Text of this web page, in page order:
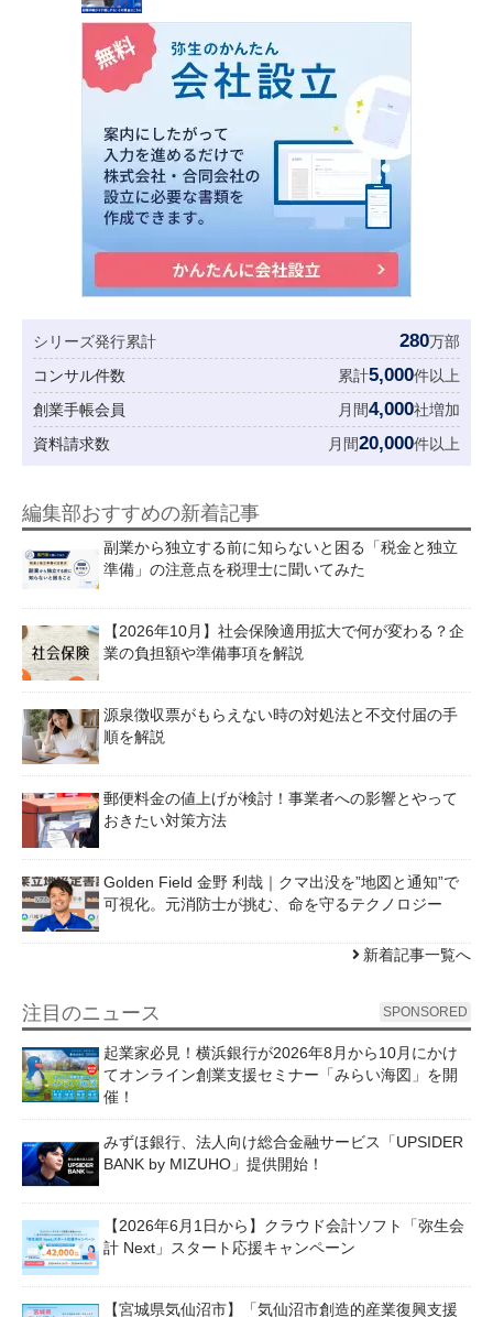
シリーズ発行累計 280万部
コンサル件数
累計5,000件以上
創業手帳会員
月間4,000社増加
資料請求数
月間20,000件以上
編集部おすすめの新着記事
副業から独立する前に知らないと困る「税金と独立
準備」の注意点を税理士に聞いてみた
【2026年10月】社会保険適用拡大で何が変わる？企
業の負担額や準備事項を解説
源泉徴収票がもらえない時の対処法と不交付届の手
順を解説
郵便料金の値上げが検討！事業者への影響とやって
おきたい対策方法
Golden Field 金野 利哉｜クマ出没を”地図と通知”で
可視化。元消防士が挑む、命を守るテクノロジー
新着記事一覧へ
注目のニュース SPONSORED
起業家必見！横浜銀行が2026年8月から10月にかけ
てオンライン創業支援セミナー「みらい海図」を開
催！
みずほ銀行、法人向け総合金融サービス「UPSIDER
BANK by MIZUHO」提供開始！
【2026年6月1日から】クラウド会計ソフト「弥生会
計 Next」スタート応援キャンペーン
【宮城県気仙沼市】「気仙沼市創造的産業復興支援